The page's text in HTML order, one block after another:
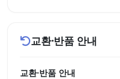
교환·반품 안내
교환·반품 안내